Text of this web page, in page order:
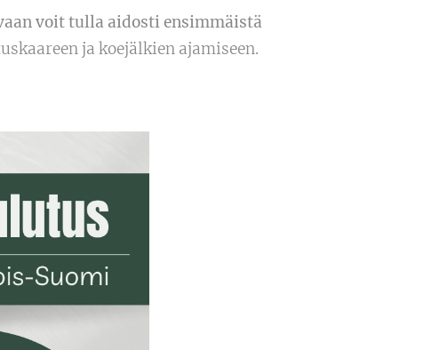
voit tulla aidosti ensimmäistä
ja koejälkien ajamiseen.